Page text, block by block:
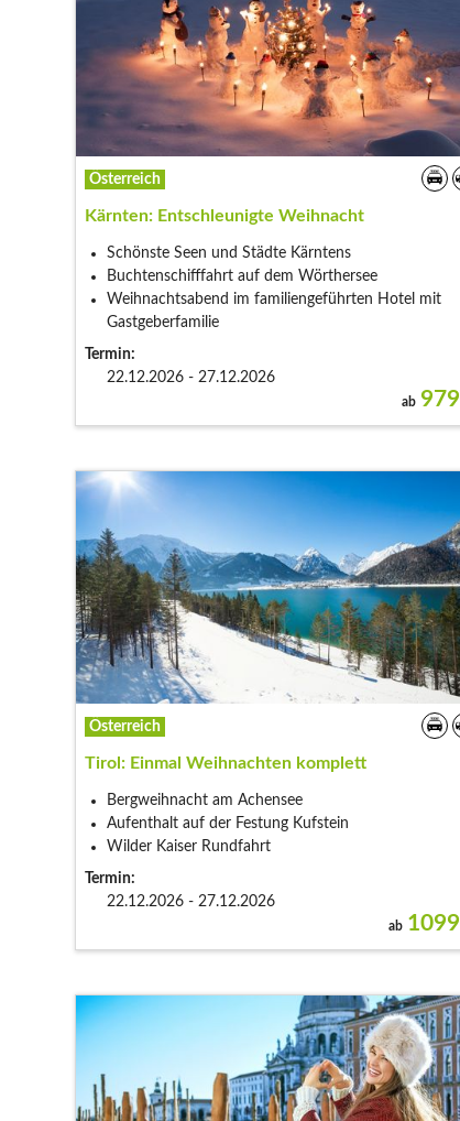
Österreich
Kärnten: Entschleunigte Weihnacht
Schönste Seen und Städte Kärntens
Buchtenschifffahrt auf dem Wörthersee
Weihnachtsabend im familiengeführten Hotel mit
Gastgeberfamilie
Termin:
22.12.2026 - 27.12.2026
ab 979
Österreich
Tirol: Einmal Weihnachten komplett
Bergweihnacht am Achensee
Aufenthalt auf der Festung Kufstein
Wilder Kaiser Rundfahrt
Termin:
22.12.2026 - 27.12.2026
ab 1099